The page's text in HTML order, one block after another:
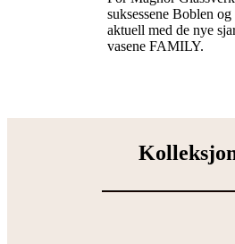
suksessene Boblen
aktuell med de nye
vasene FAMILY.